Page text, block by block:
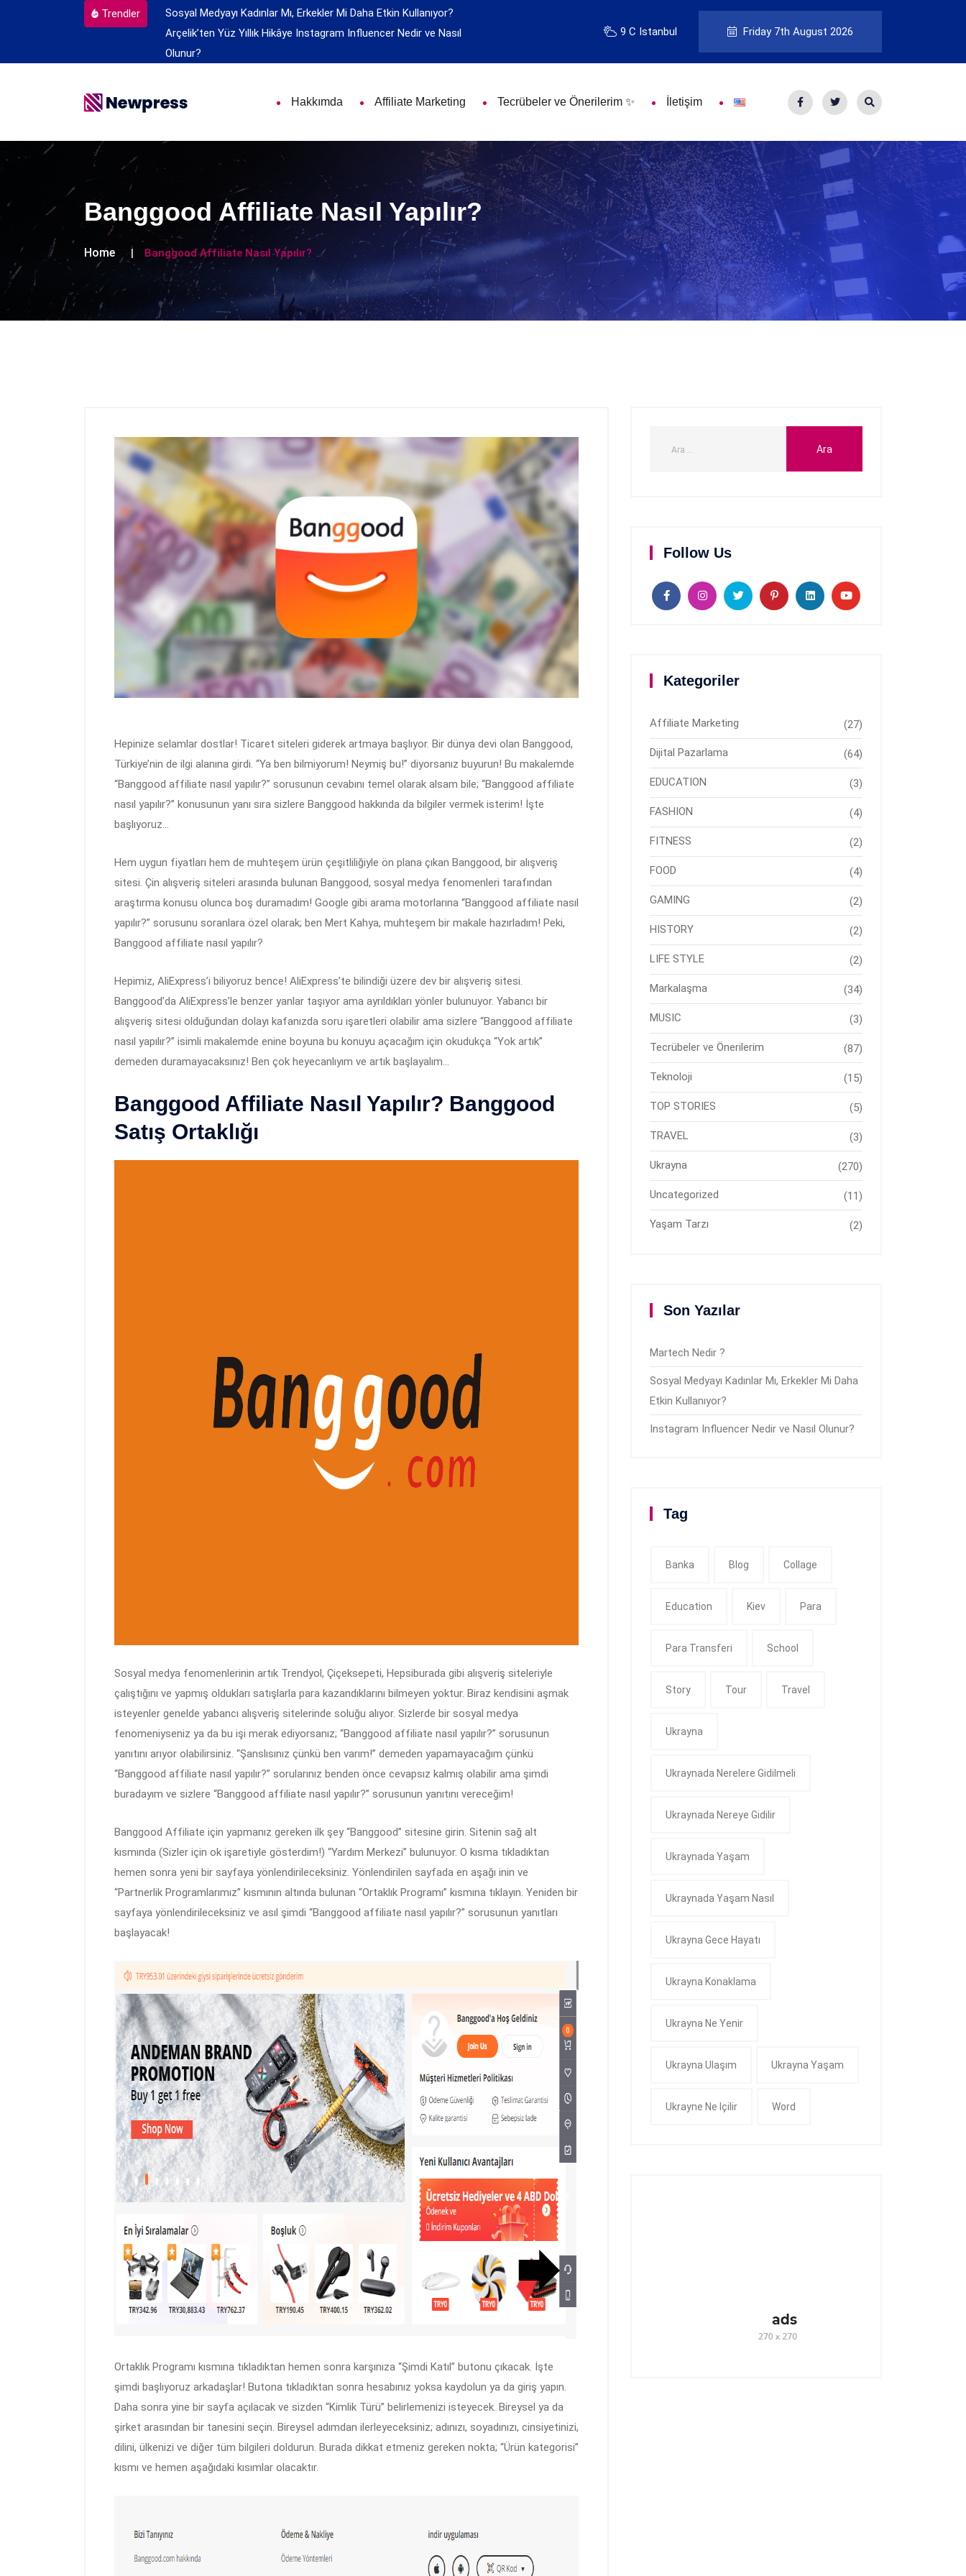
Trendler
Sosyal Medyayı Kadınlar Mı, Erkekler Mi Daha Etkin Kullanıyor?
Arçelik’ten Yüz Yıllık Hikâye Instagram Influencer Nedir ve Nasıl
Olunur?
9 C Istanbul Friday 7th August 2026
Hakkımda Affiliate Marketing Tecrübeler ve Önerilerim ✨ İletişim
Banggood Affiliate Nasıl Yapılır?
Home Banggood Affiliate Nasıl Yapılır?
Hepinize selamlar dostlar! Ticaret siteleri giderek artmaya başlıyor. Bir dünya devi olan Banggood,
Türkiye’nin de ilgi alanına girdi. “Ya ben bilmiyorum! Neymiş bu!” diyorsanız buyurun! Bu makalemde
“Banggood affiliate nasıl yapılır?” sorusunun cevabını temel olarak alsam bile; “Banggood affiliate
nasıl yapılır?” konusunun yanı sıra sizlere Banggood hakkında da bilgiler vermek isterim! İşte
başlıyoruz…
Hem uygun fiyatları hem de muhteşem ürün çeşitliliğiyle ön plana çıkan Banggood, bir alışveriş
sitesi. Çin alışveriş siteleri arasında bulunan Banggood, sosyal medya fenomenleri tarafından
araştırma konusu olunca boş duramadım! Google gibi arama motorlarına “Banggood affiliate nasıl
yapılır?” sorusunu soranlara özel olarak; ben Mert Kahya, muhteşem bir makale hazırladım! Peki,
Banggood affiliate nasıl yapılır?
Hepimiz, AliExpress’i biliyoruz bence! AliExpress’te bilindiği üzere dev bir alışveriş sitesi.
Banggood’da AliExpress’le benzer yanlar taşıyor ama ayrıldıkları yönler bulunuyor. Yabancı bir
alışveriş sitesi olduğundan dolayı kafanızda soru işaretleri olabilir ama sizlere “Banggood affiliate
nasıl yapılır?” isimli makalemde enine boyuna bu konuyu açacağım için okudukça “Yok artık”
demeden duramayacaksınız! Ben çok heyecanlıyım ve artık başlayalım…
Banggood Affiliate Nasıl Yapılır? Banggood
Satış Ortaklığı
Sosyal medya fenomenlerinin artık Trendyol, Çiçeksepeti, Hepsiburada gibi alışveriş siteleriyle
çalıştığını ve yapmış oldukları satışlarla para kazandıklarını bilmeyen yoktur. Biraz kendisini aşmak
isteyenler genelde yabancı alışveriş sitelerinde soluğu alıyor. Sizlerde bir sosyal medya
fenomeniyseniz ya da bu işi merak ediyorsanız; “Banggood affiliate nasıl yapılır?” sorusunun
yanıtını arıyor olabilirsiniz. “Şanslısınız çünkü ben varım!” demeden yapamayacağım çünkü
“Banggood affiliate nasıl yapılır?” sorularınız benden önce cevapsız kalmış olabilir ama şimdi
buradayım ve sizlere “Banggood affiliate nasıl yapılır?” sorusunun yanıtını vereceğim!
Banggood Affiliate için yapmanız gereken ilk şey “Banggood” sitesine girin. Sitenin sağ alt
kısmında (Sizler için ok işaretiyle gösterdim!) “Yardım Merkezi” bulunuyor. O kısma tıkladıktan
hemen sonra yeni bir sayfaya yönlendirileceksiniz. Yönlendirilen sayfada en aşağı inin ve
“Partnerlik Programlarımız” kısmının altında bulunan “Ortaklık Programı” kısmına tıklayın. Yeniden bir
sayfaya yönlendirileceksiniz ve asıl şimdi “Banggood affiliate nasıl yapılır?” sorusunun yanıtları
başlayacak!
Ortaklık Programı kısmına tıkladıktan hemen sonra karşınıza “Şimdi Katıl” butonu çıkacak. İşte
şimdi başlıyoruz arkadaşlar! Butona tıkladıktan sonra hesabınız yoksa kaydolun ya da giriş yapın.
Daha sonra yine bir sayfa açılacak ve sizden “Kimlik Türü” belirlemenizi isteyecek. Bireysel ya da
şirket arasından bir tanesini seçin. Bireysel adımdan ilerleyeceksiniz; adınızı, soyadınızı, cinsiyetinizi,
dilini, ülkenizi ve diğer tüm bilgileri doldurun. Burada dikkat etmeniz gereken nokta; “Ürün kategorisi”
kısmı ve hemen aşağıdaki kısımlar olacaktır.
Follow Us
Kategoriler
Affiliate Marketing (27)
Dijital Pazarlama (64)
EDUCATION (3)
FASHION (4)
FITNESS (2)
FOOD (4)
GAMING (2)
HISTORY (2)
LIFE STYLE (2)
Markalaşma (34)
MUSIC (3)
Tecrübeler ve Önerilerim (87)
Teknoloji (15)
TOP STORIES (5)
TRAVEL (3)
Ukrayna (270)
Uncategorized (11)
Yaşam Tarzı (2)
Son Yazılar
Martech Nedir ?
Sosyal Medyayı Kadınlar Mı, Erkekler Mi Daha
Etkin Kullanıyor?
Instagram Influencer Nedir ve Nasıl Olunur?
Tag
Banka Blog Collage
Education Kiev Para
Para Transferi School
Story Tour Travel
Ukrayna
Ukraynada Nerelere Gidilmeli
Ukraynada Nereye Gidilir
Ukraynada Yaşam
Ukraynada Yaşam Nasıl
Ukrayna Gece Hayatı
Ukrayna Konaklama
Ukrayna Ne Yenir
Ukrayna Ulaşım Ukrayna Yaşam
Ukrayne Ne Içilir Word